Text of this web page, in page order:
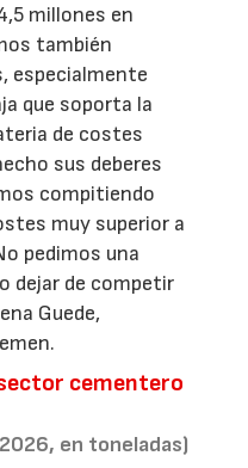
millones en
también
especialmente
que soporta la
de costes
sus deberes
compitiendo
muy superior a
pedimos una
dejar de competir
Guede,
cementero
en toneladas)